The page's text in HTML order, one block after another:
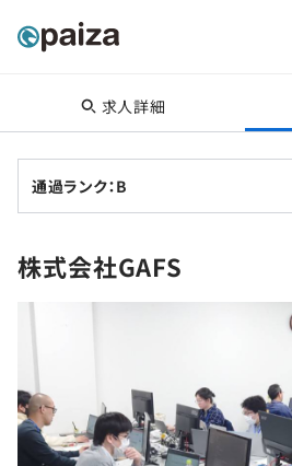
転職・キャリア
転職成功ガイド
インタビュー
新卒就活
求人検索
新卒エージェント
学習
4択課題
SQL
メディア
求人詳細
通過ランク：B
株式会社GAFS